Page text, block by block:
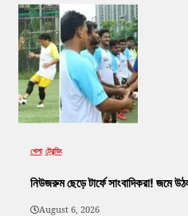
খেলা ট্রেন্ডিং
নিউজরুম ছেড়ে টার্ফে সাংবাদিকরা! জমে
August 6, 2026